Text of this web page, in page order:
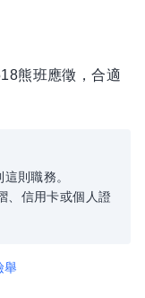
熊班應徵，合適
則職務。
、信用卡或個人證
舉